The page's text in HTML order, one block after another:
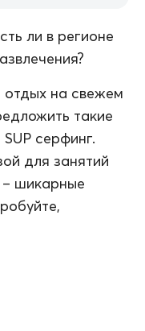
ли в регионе
отдых на свежем
такие
серфинг.
для занятий
шикарные